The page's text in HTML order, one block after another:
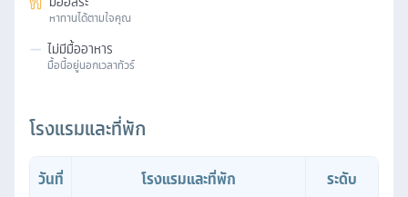
หาทานได้ตามใจคุณ
— ไม่มีมื้ออาหาร
มื้อนี้อยู่นอกเวลาทัวร์
โรงแรมและที่พัก
วันที่ โรงแรมและที่พัก ระดับ